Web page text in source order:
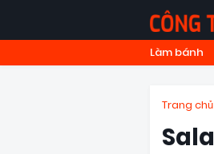
Làm bánh
Trang chủ